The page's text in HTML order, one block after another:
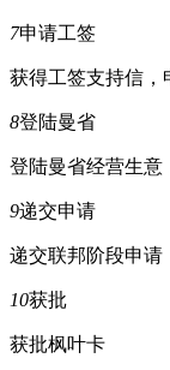
7申请工签
获得工签支持信，
8登陆曼省
登陆曼省经营生意
9递交申请
递交联邦阶段申请
10获批
获批枫叶卡